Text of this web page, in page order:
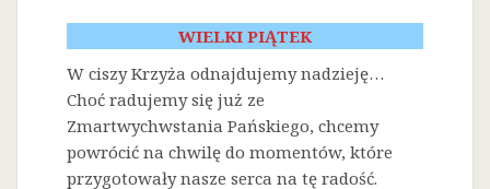
WIELKI PIĄTEK
W ciszy Krzyża odnajdujemy nadzieję…
Choć radujemy się już ze
Zmartwychwstania Pańskiego, chcemy
powrócić na chwilę do momentów, które
przygotowały nasze serca na tę radość.